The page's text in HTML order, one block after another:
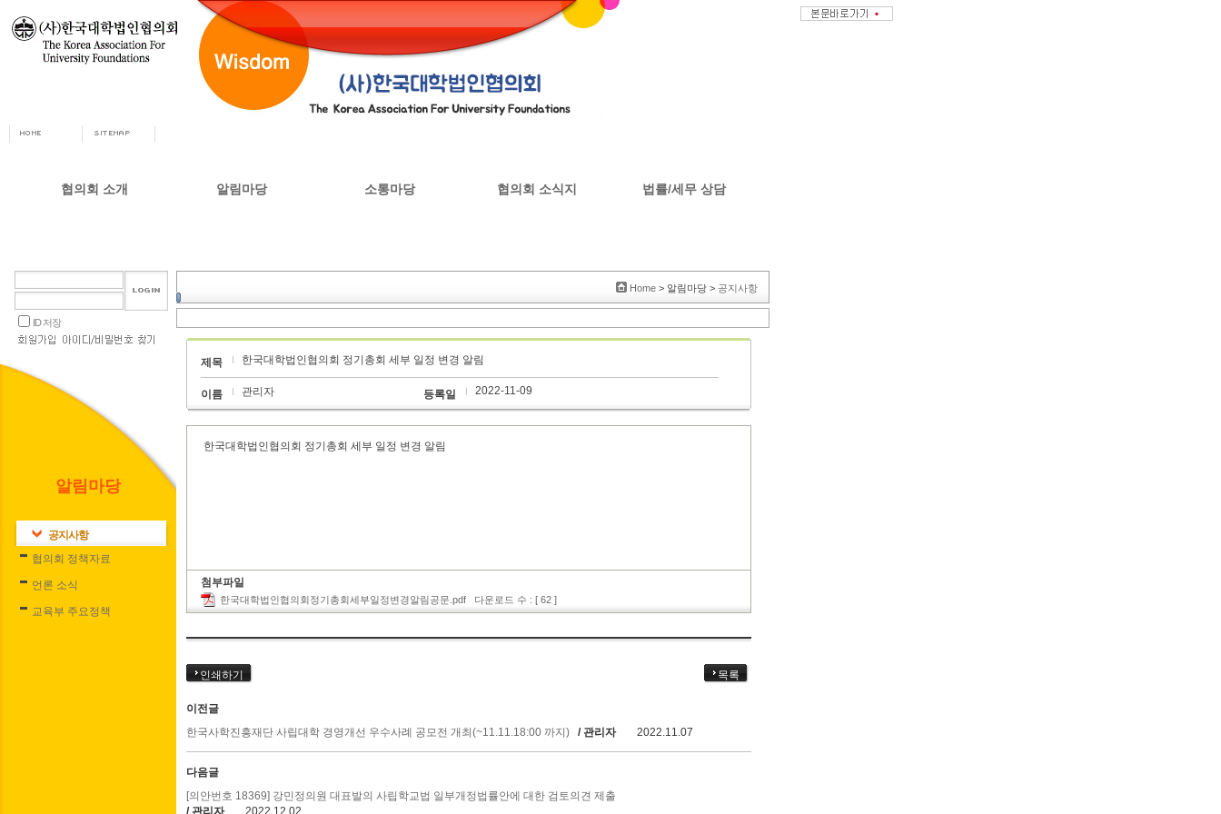
협의회 소개
설립목적 및 주요사업
협의회 정관
알림마당
교육부 주요정책
소통마당 협의회 소식지 법률/세무 상담
ID 저장
알림마당
공지사항
협의회 정책자료
언론 소식
교육부 주요정책
Home > 알림마당 > 공지사항
제목 한국대학법인협의회 정기총회 세부 일정 변경 알림
이름 관리자 등록일 2022-11-09
한국대학법인협의회 정기총회 세부 일정 변경 알림
첨부파일
한국대학법인협의회정기총회세부일정변경알림공문.pdf 다운로드 수 : [ 62 ]
인쇄하기 목록
이전글
한국사학진흥재단 사립대학 경영개선 우수사례 공모전 개최(~11.11.18:00 까지)
/ 관리자 2022.11.07
다음글
[의안번호 18369] 강민정의원 대표발의 사립학교법 일부개정법률안에 대한 검토의견 제출
/ 관리자
2022.12.02